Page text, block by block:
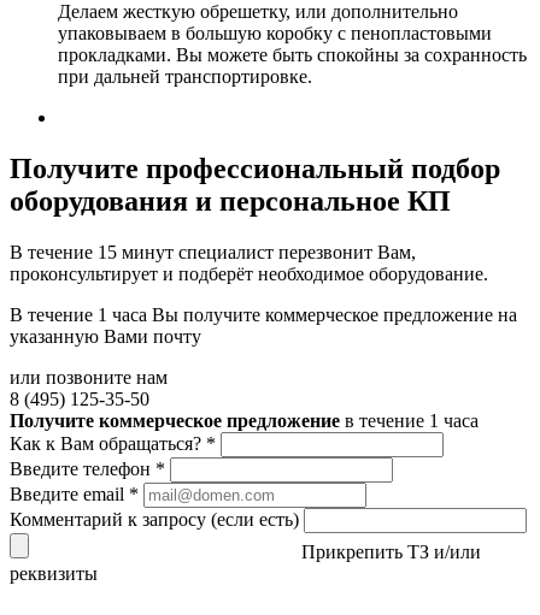
Делаем жесткую обрешетку, или дополнительно
упаковываем в большую коробку с пенопластовыми
прокладками. Вы можете быть спокойны за сохранность
при дальней транспортировке.
Получите профессиональный подбор
оборудования и персональное КП
В течение 15 минут специалист перезвонит Вам,
проконсультирует и подберёт необходимое оборудование.
В течение 1 часа Вы получите коммерческое предложение на
указанную Вами почту
или позвоните нам
8 (495) 125-35-50
Получите коммерческое предложение в течение 1 часа
Как к Вам обращаться? *
Введите телефон *
Введите email *
Комментарий к запросу (если есть)
Прикрепить ТЗ и/или
реквизиты